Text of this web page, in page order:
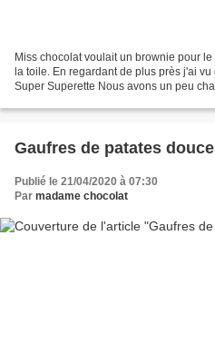
Miss chocolat voulait un brownie pour
la toile. En regardant de plus près j'ai
Super Superette Nous avons un peu
Gaufres de patates
Publié le 21/04/2020 à 07:30
Par madame chocolat